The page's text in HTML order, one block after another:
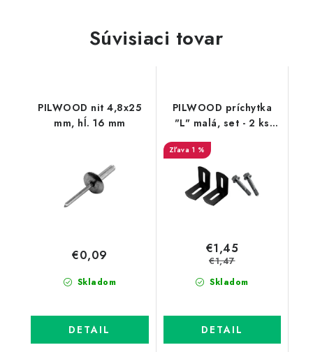
Súvisiaci tovar
PILWOOD nit 4,8x25
mm, hĺ. 16 mm
Skladom
€0,09
DETAIL
PILWOOD príchytka
"L" malá, set - 2 ks
balenie
1 %
Skladom
€1,45
€1,47
DETAIL